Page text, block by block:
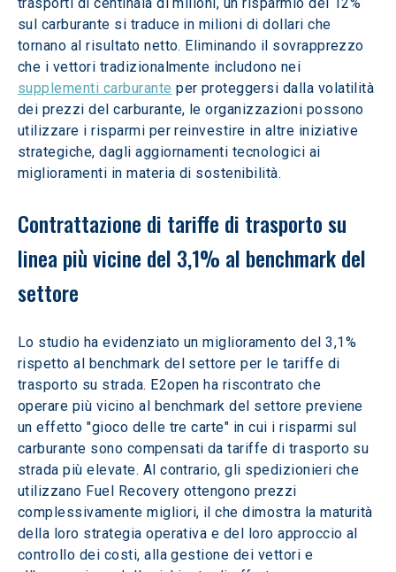
sul carburante si traduce in milioni di dollari che
tornano al risultato netto. Eliminando il sovrapprezzo
che i vettori tradizionalmente includono nei
supplementi carburante per proteggersi dalla volatilità
dei prezzi del carburante, le organizzazioni possono
utilizzare i risparmi per reinvestire in altre iniziative
strategiche, dagli aggiornamenti tecnologici ai
miglioramenti in materia di sostenibilità.
Contrattazione di tariffe di trasporto su
linea più vicine del 3,1% al benchmark del
settore
Lo studio ha evidenziato un miglioramento del 3,1%
rispetto al benchmark del settore per le tariffe di
trasporto su strada. E2open ha riscontrato che
operare più vicino al benchmark del settore previene
un effetto "gioco delle tre carte" in cui i risparmi sul
carburante sono compensati da tariffe di trasporto su
strada più elevate. Al contrario, gli spedizionieri che
utilizzano Fuel Recovery ottengono prezzi
complessivamente migliori, il che dimostra la maturità
della loro strategia operativa e del loro approccio al
controllo dei costi, alla gestione dei vettori e